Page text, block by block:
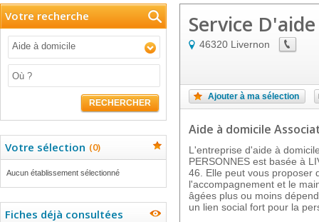
Votre recherche
Aide à domicile
RECHERCHER
Votre sélection (0)
Aucun établissement sélectionné
Fiches déjà consultées
Service
46320 Livernon
Ajouter à ma sélection
Aide à domicile
L'entreprise d'aide à
PERSONNES est basée à
46. Elle peut vous proposer
l'accompagnement et le
âgées plus ou moins
un lien social fort pour la